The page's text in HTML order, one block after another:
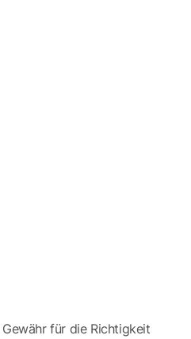
für die Richtigkeit